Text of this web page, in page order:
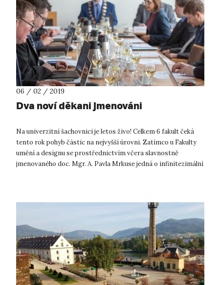
06 / 02 / 2019
Dva noví děkani jmenováni
Na univerzitní šachovnici je letos živo! Celkem 6 fakult čeká
tento rok pohyb částic na nejvyšší úrovni. Zatímco u Fakulty
umění a designu se prostřednictvím včera slavnostně
jmenovaného doc. Mgr. A. Pavla Mrkuse jedná o infinitezimální